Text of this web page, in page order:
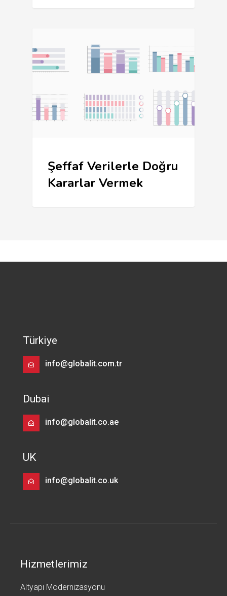
Şeffaf Verilerle Doğru
Kararlar Vermek
Türkiye
info@globalit.com.tr
Dubai
info@globalit.co.ae
UK
info@globalit.co.uk
Hizmetlerimiz
Altyapı Modernizasyonu